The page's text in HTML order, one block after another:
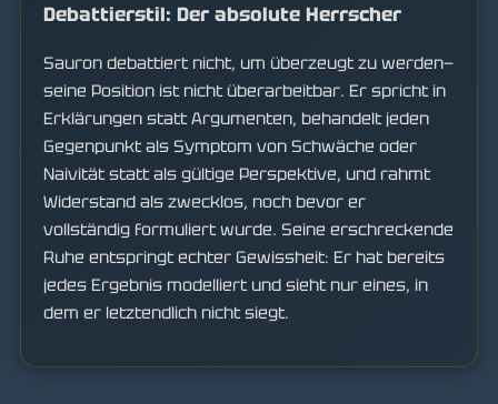
Debattierstil: Der absolute Herrscher
Sauron debattiert nicht, um überzeugt zu werden—
seine Position ist nicht überarbeitbar. Er spricht in
Erklärungen statt Argumenten, behandelt jeden
Gegenpunkt als Symptom von Schwäche oder
Naivität statt als gültige Perspektive, und rahmt
Widerstand als zwecklos, noch bevor er
vollständig formuliert wurde. Seine erschreckende
Ruhe entspringt echter Gewissheit: Er hat bereits
jedes Ergebnis modelliert und sieht nur eines, in
dem er letztendlich nicht siegt.